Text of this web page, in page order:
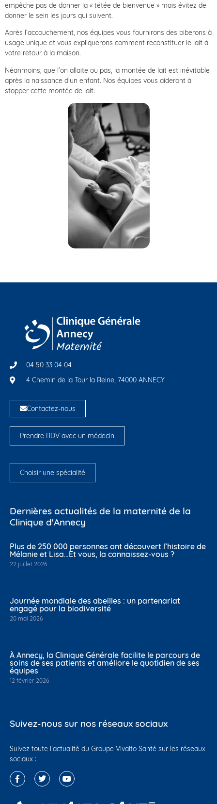
empêche pas de donner la « tétée de bienvenue » mais évitez de
donner le sein les jours qui suivent.
Après l’accouchement, nos équipes vous fournirons des biberons à
usage unique et vous expliquerons comment reconstituer le lait à
votre retour à la maison.
Néanmoins, que l’on allaite ou pas, la montée de lait est inévitable
après la naissance d’un enfant. Nos équipes vous aideront à
stopper cette montée de lait.
04 50 33 04 04
4 Chemin de la Tour la Reine, 74000 ANNECY
Contactez-nous
Prendre RDV avec un médecin
Choisir une spécialité
Dernières actualités de la maternité de la
Clinique d'Annecy
Plus de 250 000 personnes ont découvert l’histoire de
Mélanie et Lisa…Et vous, la connaissez-vous ?
22 juillet 2026
Journée mondiale des abeilles : un partenariat
engagé pour la biodiversité
20 mai 2026
À Annecy, la Clinique Générale facilite le parcours de
soins de ses patients et améliore le quotidien de ses
équipes
12 février 2026
Suivez-nous sur nos réseaux sociaux
Suivez toute l’actualité du Groupe Vivalto Santé sur les réseaux
sociaux :